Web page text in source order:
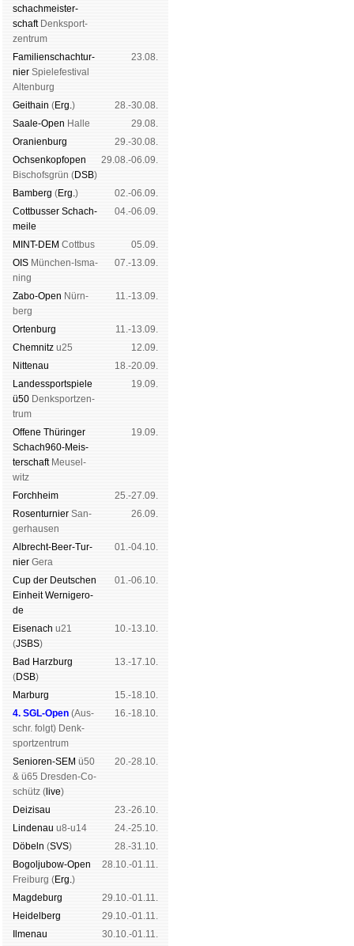
schach­meis­ter­
schaftDenk­sport­
zen­trum
Familien­schach­tur­
nier Spiele­fes­ti­val
Al­ten­burg
23.08.
Geit­hain (Erg.)
28.-30.08.
Saale-Open Halle
29.08.
Oranien­burg
29.-30.08.
Och­sen­kopf­open
Bischofs­grün (DSB)
29.08.-06.09.
Bam­berg (Erg.)
02.-06.09.
Cott­busser Schach­
meile
04.-06.09.
MINT-DEM Cott­bus
05.09.
OIS Mün­chen-Is­ma­
ning
07.-13.09.
Zabo-Open Nürn­
berg
11.-13.09.
Orten­burg
11.-13.09.
Chem­nitz u25
12.09.
Nitte­nau
18.-20.09.
Landes­sport­spiele
ü50 Denk­sport­zen­
trum
19.09.
Offene Thü­rin­ger
Schach960-Meis­
ter­schaftMeu­sel­
witz
19.09.
Forch­heim
25.-27.09.
Rosen­tur­nier San­
ger­hau­sen
26.09.
Albrecht-Beer-Tur­
nier Ge­ra
01.-04.10.
Cup der Deut­schen
Ein­heit Wer­ni­ge­ro­
de
01.-06.10.
Eise­nach u21
(JSBS)
10.-13.10.
Bad Harz­burg
(DSB)
13.-17.10.
Mar­burg
15.-18.10.
4. SGL-Open (Aus­
schr. folgt) Denk­
sport­zen­trum
16.-18.10.
Senioren-SEM ü50
& ü65 Dres­den-Co­
schütz ( live)
20.-28.10.
Dei­zi­sau
23.-26.10.
Lin­de­nau u8-u14
24.-25.10.
Dö­beln (SVS)
28.-31.10.
Bogoljubow-Open
Frei­burg (Erg.)
28.10.-01.11.
Mag­de­burg
29.10.-01.11.
Hei­del­berg
29.10.-01.11.
Il­me­nau
30.10.-01.11.